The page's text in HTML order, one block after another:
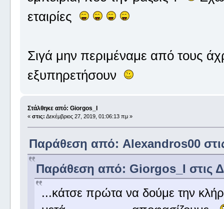
εταιρίες
Σιγά μην περιμέναμε από τους
εξυπηρετήσουν
Στάλθηκε από: Giorgos_I
« στις: Δεκέμβριος 27, 2019, 01:06:13 πμ »
Παράθεση από: Alexandros00
Παράθεση από: Giorgos_I στις
...κάτσε πρώτα να δούμε την